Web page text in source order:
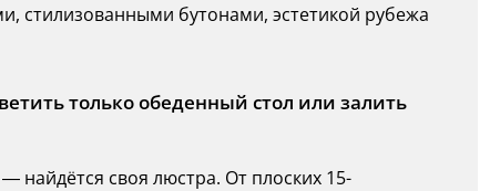
бутонами, эстетикой рубежа
только обеденный стол или залить
найдётся своя люстра. От плоских 15-